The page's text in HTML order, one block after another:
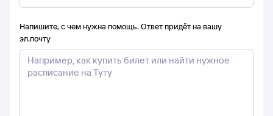
Напишите, с чем нужна помощь. Ответ придёт на вашу
эл.почту